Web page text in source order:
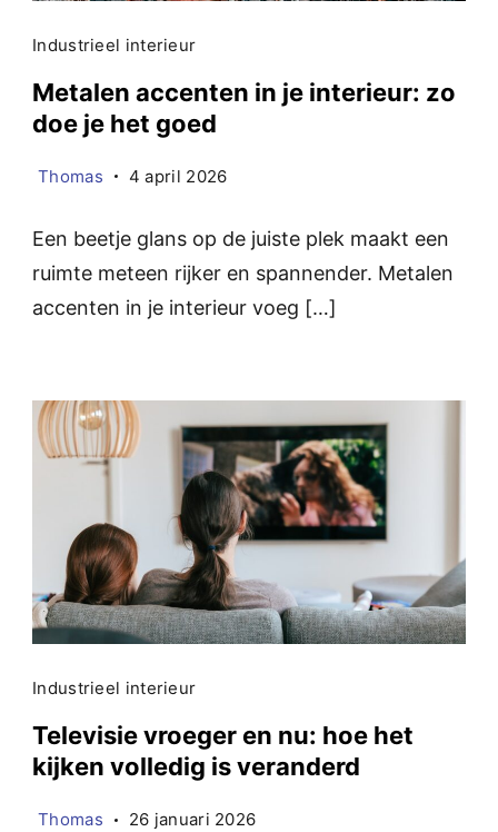
Industrieel interieur
Metalen accenten in je interieur: zo
doe je het goed
Thomas 4 april 2026
Een beetje glans op de juiste plek maakt een
ruimte meteen rijker en spannender. Metalen
accenten in je interieur voeg […]
Industrieel interieur
Televisie vroeger en nu: hoe het
kijken volledig is veranderd
Thomas 26 januari 2026